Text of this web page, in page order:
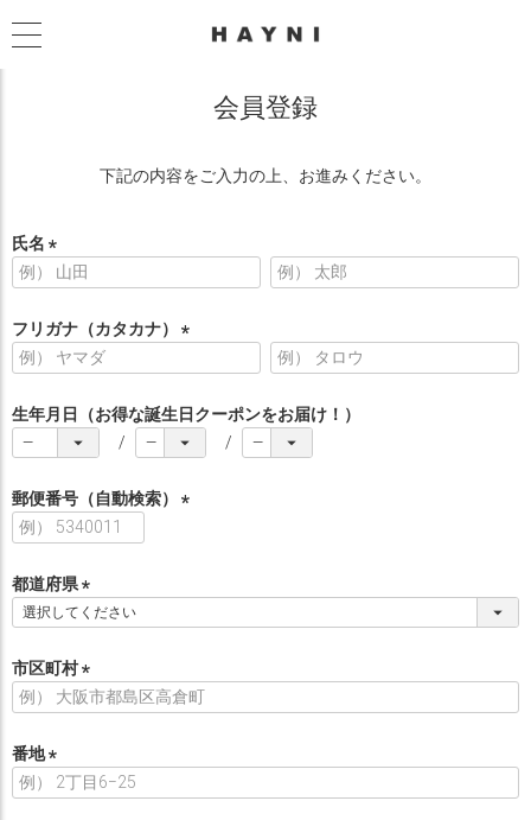
会員登録
下記の内容をご入力の上、お進みください。
氏名
須
)
フリガナ（カタカナ）
須
)
生年月日（お得な誕生日クーポンをお届け！）
郵便番号（自動検索）
)
都道府県
(
須
)
市区町村
(
)
番地